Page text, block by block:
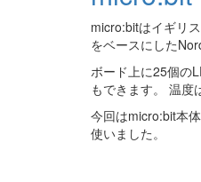
micro:bitはイギリ
をベースにした
ボード上に25個の
もできます。 温度
今回はmicro:bit本
使いました。